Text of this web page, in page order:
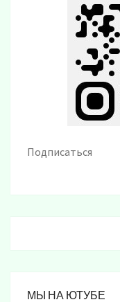
Подписаться
МЫ НА ЮТУБЕ